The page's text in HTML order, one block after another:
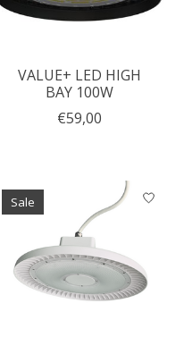
VALUE+ LED HIGH
BAY 100W
€59,00
Sale